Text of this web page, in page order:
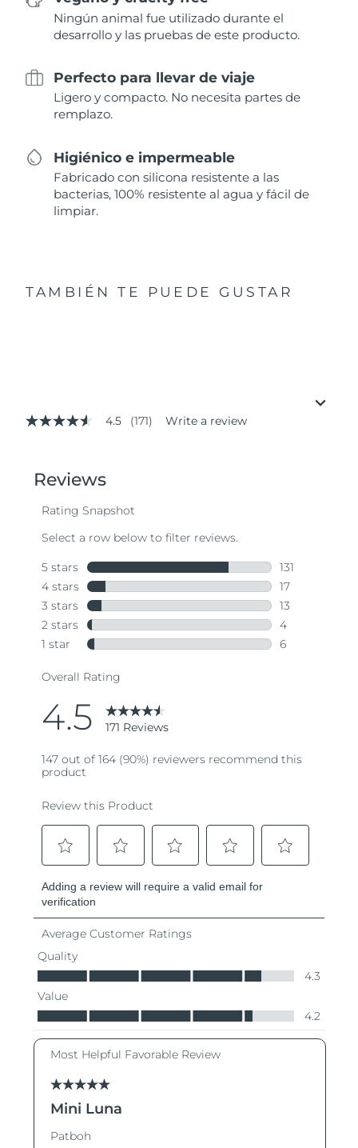
Ningún animal fue utilizado durante el
desarrollo y las pruebas de este producto.
Perfecto para llevar de viaje
Ligero y compacto. No necesita partes de
remplazo.
Higiénico e impermeable
Fabricado con silicona resistente a las
bacterias, 100% resistente al agua y fácil de
limpiar.
TAMBIÉN TE PUEDE GUSTAR
4.5
stars,
average
value.
171
Same
page
link.
4.5 (171) Write a review